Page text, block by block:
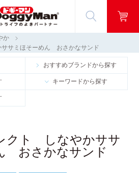
か
サミほそーめん おさかなサンド
おすすめブランドから探す
キーワードから探す
クト しなやかササ
おさかなサンド